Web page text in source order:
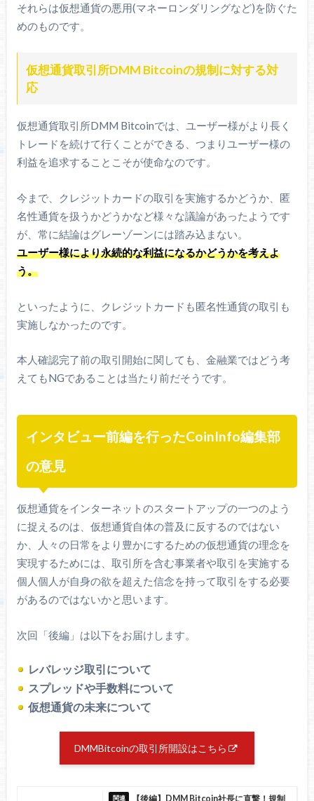
それらは仮想通貨の悪用(マネーロンダリングなど)を防ぐた
めのものです。
仮想通貨取引所DMM Bitcoinの規制に対する対
応
仮想通貨取引所DMM Bitcoinでは、ユーザー様がより長く
トレードを続けて行くことができる、つまりユーザー様の
利益を追求することこそが使命なのです。
今まで、クレジットカードの取引を実施するかどうか、匿
名性通貨を扱うかどうかなど様々な議論があったようです
が、常に結論はグレーゾーンには踏み込まない。
ユーザー様により永続的な利益になるかどうかを考えよ
う。
といったように、クレジットカードも匿名性通貨の取引も
実施しなかったのです。
本人確認完了前の取引開始に関しても、金融業ではどう考
えてもNGであることは当たり前だそうです。
インタビュー前編を行ったCoinInfo編集部
の意見
仮想通貨をインターネットのスタートアップの一つのよう
に捉えるのは、仮想通貨自体の普及に反するのではない
か、人々の日常をより豊かにするための仮想通貨の理念を
実現するためには、取引所を含む事業者や取引を実施する
個人個人が自身の欲を超えた信念を持って取引をする必要
があるのではないかと思います。
次回「後編」は以下をお届けします。
レバレッジ取引について
スプレッドや手数料について
仮想通貨の未来について
DMMBitcoinの取引所開設はこちら
【後編】DMM Bitcoin社長に直撃！規制